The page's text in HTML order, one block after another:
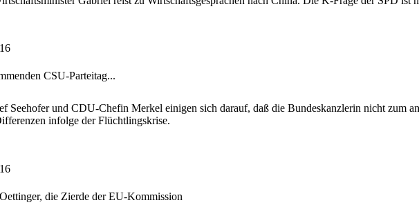
CSU-Parteitag...
Seehofer und CDU-Chefin Merkel einigen sich darauf, daß die Bundeskanzlerin nicht zum
infolge der Flüchtlingskrise.
die Zierde der EU-Kommission